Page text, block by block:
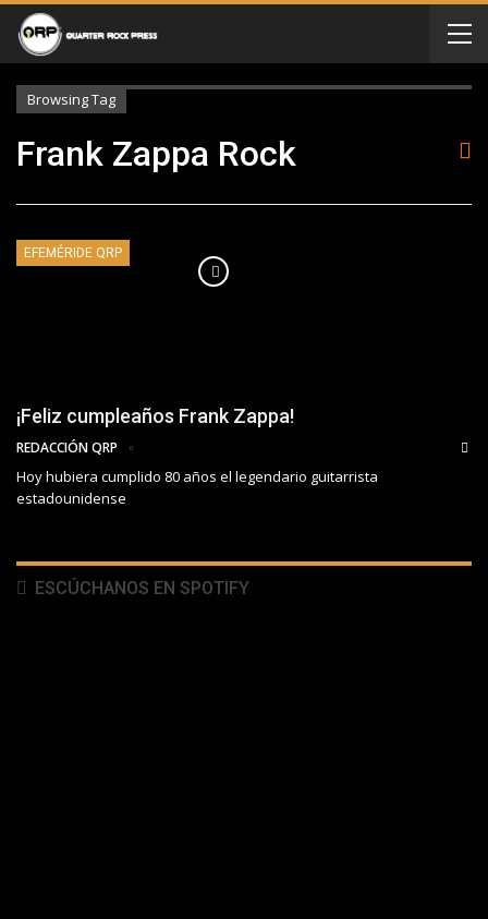
Browsing Tag
Frank Zappa Rock
EFEMÉRIDE QRP
¡Feliz cumpleaños Frank Zappa!
REDACCIÓN QRP
Hoy hubiera cumplido 80 años el legendario guitarrista
estadounidense
ESCÚCHANOS EN SPOTIFY